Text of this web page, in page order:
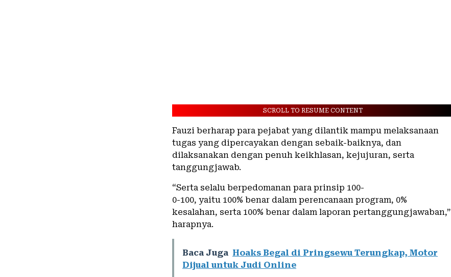
SCROLL TO RESUME CONTENT
Fauzi berharap para pejabat yang dilantik mampu melaksanaan
tugas yang dipercayakan dengan sebaik-baiknya, dan
dilaksanakan dengan penuh keikhlasan, kejujuran, serta
tanggungjawab.
“Serta selalu berpedomanan para prinsip 100-
0-100, yaitu 100% benar dalam perencanaan program, 0%
kesalahan, serta 100% benar dalam laporan pertanggungjawaban,”
harapnya.
Baca Juga Hoaks Begal di Pringsewu Terungkap, Motor
Dijual untuk Judi Online